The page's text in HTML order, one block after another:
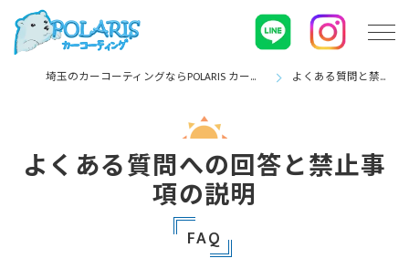
埼玉のカーコーティングならPOLARIS カーコーティング よくある質問と禁止事項
よくある質問への回答と禁止事
項の説明
FAQ